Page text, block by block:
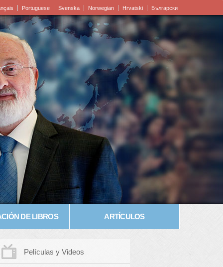
Portuguese Svenska Norwegian Hrvatski Български
DE LIBROS ARTÍCULOS
Películas y Videos